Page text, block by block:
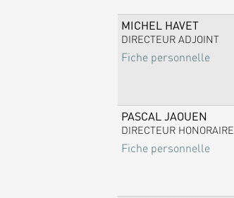
MICHEL HAVET
DIRECTEUR ADJOINT
Fiche personnelle
PASCAL JAOUEN
DIRECTEUR HONORAIRE
Fiche personnelle